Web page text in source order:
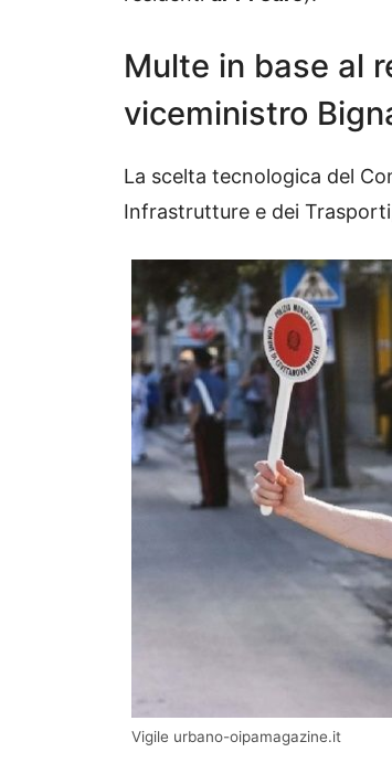
Multe in base al
viceministro
La scelta tecnologica del
Infrastrutture e dei
Vigile urbano-oipamagazine.it